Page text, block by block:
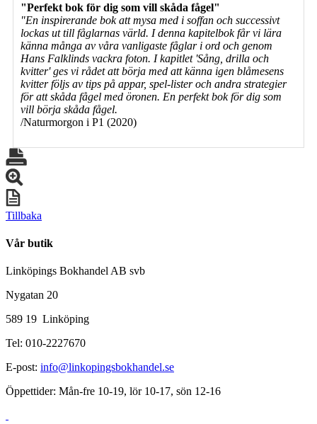
"Perfekt bok för dig som vill skåda fågel"
"En inspirerande bok att mysa med i soffan och successivt
lockas ut till fåglarnas värld. I denna kapitelbok får vi lära
känna många av våra vanligaste fåglar i ord och genom
Hans Falklinds vackra foton. I kapitlet 'Sång, drilla och
kvitter' ges vi rådet att börja med att känna igen blåmesens
kvitter följs av tips på appar, spel-lister och andra strategier
för att skåda fågel med öronen. En perfekt bok för dig som
vill börja skåda fågel.
/Naturmorgon i P1 (2020)
Tillbaka
Vår butik
Linköpings Bokhandel AB svb
Nygatan 20
589 19 Linköping
Tel: 010-2227670
E-post: info@linkopingsbokhandel.se
Öppettider: Mån-fre 10-19, lör 10-17, sön 12-16